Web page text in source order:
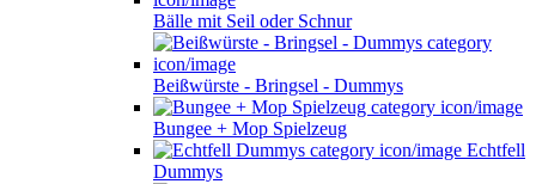
Bälle mit Seil oder Schnur
Beißwürste - Bringsel - Dummys
Bungee + Mop Spielzeug
Echtfell
Dummys